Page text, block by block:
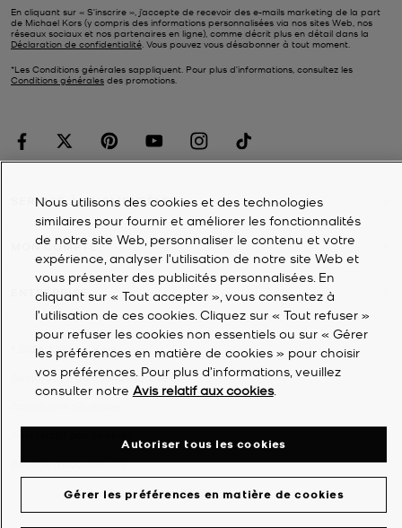
En cliquant sur « S’inscrire », j’accepte de recevoir des e-mails marketing de la part
de Michael Kors (y compris des informations personnalisées via nos sites Web, nos
réseaux sociaux et nos partenaires en ligne), comme décrit plus en détail dans la
Déclaration de confidentialité. Vous pouvez vous désabonner à tout moment.
*Les Conditions générales sappliquent. Pour plus d’informations, consultez les
Conditions générales des promotions.
SERVICE À LA CLIENTÈLE
MON COMPTE
ENTREPRISE
2026Michael Kors
Déclaration de confidentialité
Énoncé d'accessibilité
Nous utilisons des cookies et des technologies
similaires pour fournir et améliorer les fonctionnalités
de notre site Web, personnaliser le contenu et votre
expérience, analyser l'utilisation de notre site Web et
vous présenter des publicités personnalisées. En
cliquant sur « Tout accepter », vous consentez à
l’utilisation de ces cookies. Cliquez sur « Tout refuser »
pour refuser les cookies non essentiels ou sur « Gérer
les préférences en matière de cookies » pour choisir
vos préférences. Pour plus d’informations, veuillez
consulter notre Avis relatif aux cookies.
Gérer les préférences en matière de cookies
Autoriser tous les cookies